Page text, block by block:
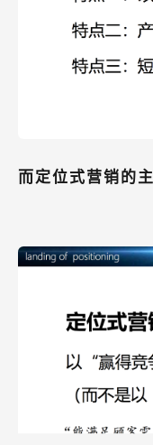
而定位式营销的